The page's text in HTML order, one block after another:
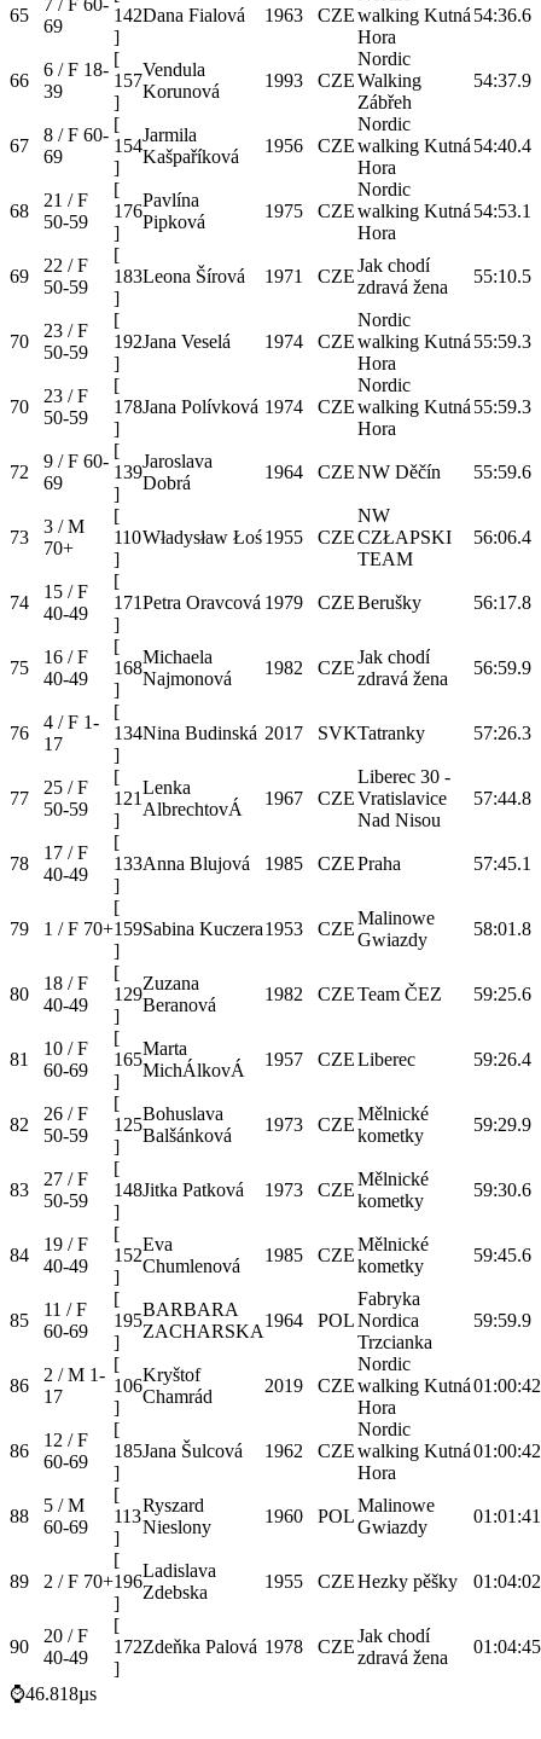
65
7 / F 60-
69
142
]
Dana Fialová 1963 CZEwalking Kutná
Hora
54:36.6
66
6 / F 18-
39
[
157
]
Vendula
Korunová
1993 CZE
Nordic
Walking
Zábřeh
54:37.9
67
8 / F 60-
69
[
154
]
Jarmila
Kašpaříková
1956 CZE
Nordic
walking Kutná
Hora
54:40.4
68
21 / F
50-59
[
176
]
Pavlína
Pipková
1975 CZE
Nordic
walking Kutná
Hora
54:53.1
69
22 / F
50-59
[
183
]
Leona Šírová 1971 CZE
Jak chodí
zdravá žena
55:10.5
70
23 / F
50-59
[
192
]
Jana Veselá 1974 CZE
Nordic
walking Kutná
Hora
55:59.3
70
23 / F
50-59
[
178
]
Jana Polívková 1974 CZE
Nordic
walking Kutná
Hora
55:59.3
72
9 / F 60-
69
[
139
]
Jaroslava
Dobrá
1964 CZENW Děčín 55:59.6
73
3 / M
70+
[
110
]
Władysław Łoś1955 CZE
NW
CZŁAPSKI
TEAM
56:06.4
74
15 / F
40-49
[
171
]
Petra Oravcová 1979 CZEBerušky 56:17.8
75
16 / F
40-49
[
168
]
Michaela
Najmonová
1982 CZE
Jak chodí
zdravá žena
56:59.9
76
4 / F 1-
17
[
134
]
Nina Budinská 2017 SVKTatranky 57:26.3
77
25 / F
50-59
[
121
]
Lenka
AlbrechtovÁ
1967 CZE
Liberec 30 -
Vratislavice
Nad Nisou
57:44.8
78
17 / F
40-49
[
133
]
Anna Blujová 1985 CZEPraha 57:45.1
79 1 / F 70+
[
159
]
Sabina Kuczera1953 CZE
Malinowe
Gwiazdy
58:01.8
80
18 / F
40-49
[
129
]
Zuzana
Beranová
1982 CZETeam ČEZ 59:25.6
81
10 / F
60-69
[
165
]
Marta
MichÁlkovÁ
1957 CZELiberec 59:26.4
82
26 / F
50-59
[
125
]
Bohuslava
Balšánková
1973 CZE
Mělnické
kometky
59:29.9
83
27 / F
50-59
[
148
]
Jitka Patková 1973 CZE
Mělnické
kometky
59:30.6
84
19 / F
40-49
[
152
]
Eva
Chumlenová
1985 CZE
Mělnické
kometky
59:45.6
85
11 / F
60-69
[
195
]
BARBARA
ZACHARSKA
1964 POL
Fabryka
Nordica
Trzcianka
59:59.9
86
2 / M 1-
17
[
106
]
Kryštof
Chamrád
2019 CZE
Nordic
walking Kutná
Hora
86
12 / F
60-69
[
185
]
Jana Šulcová 1962 CZE
Nordic
walking Kutná
Hora
88
5 / M
60-69
[
113
]
Ryszard
Nieslony
1960 POL
Malinowe
Gwiazdy
89 2 / F 70+
[
196
]
Ladislava
Zdebska
1955 CZEHezky pěšky
90
20 / F
40-49
[
172
]
Zdeňka Palová 1978 CZE
Jak chodí
zdravá žena
⌚46.818µs